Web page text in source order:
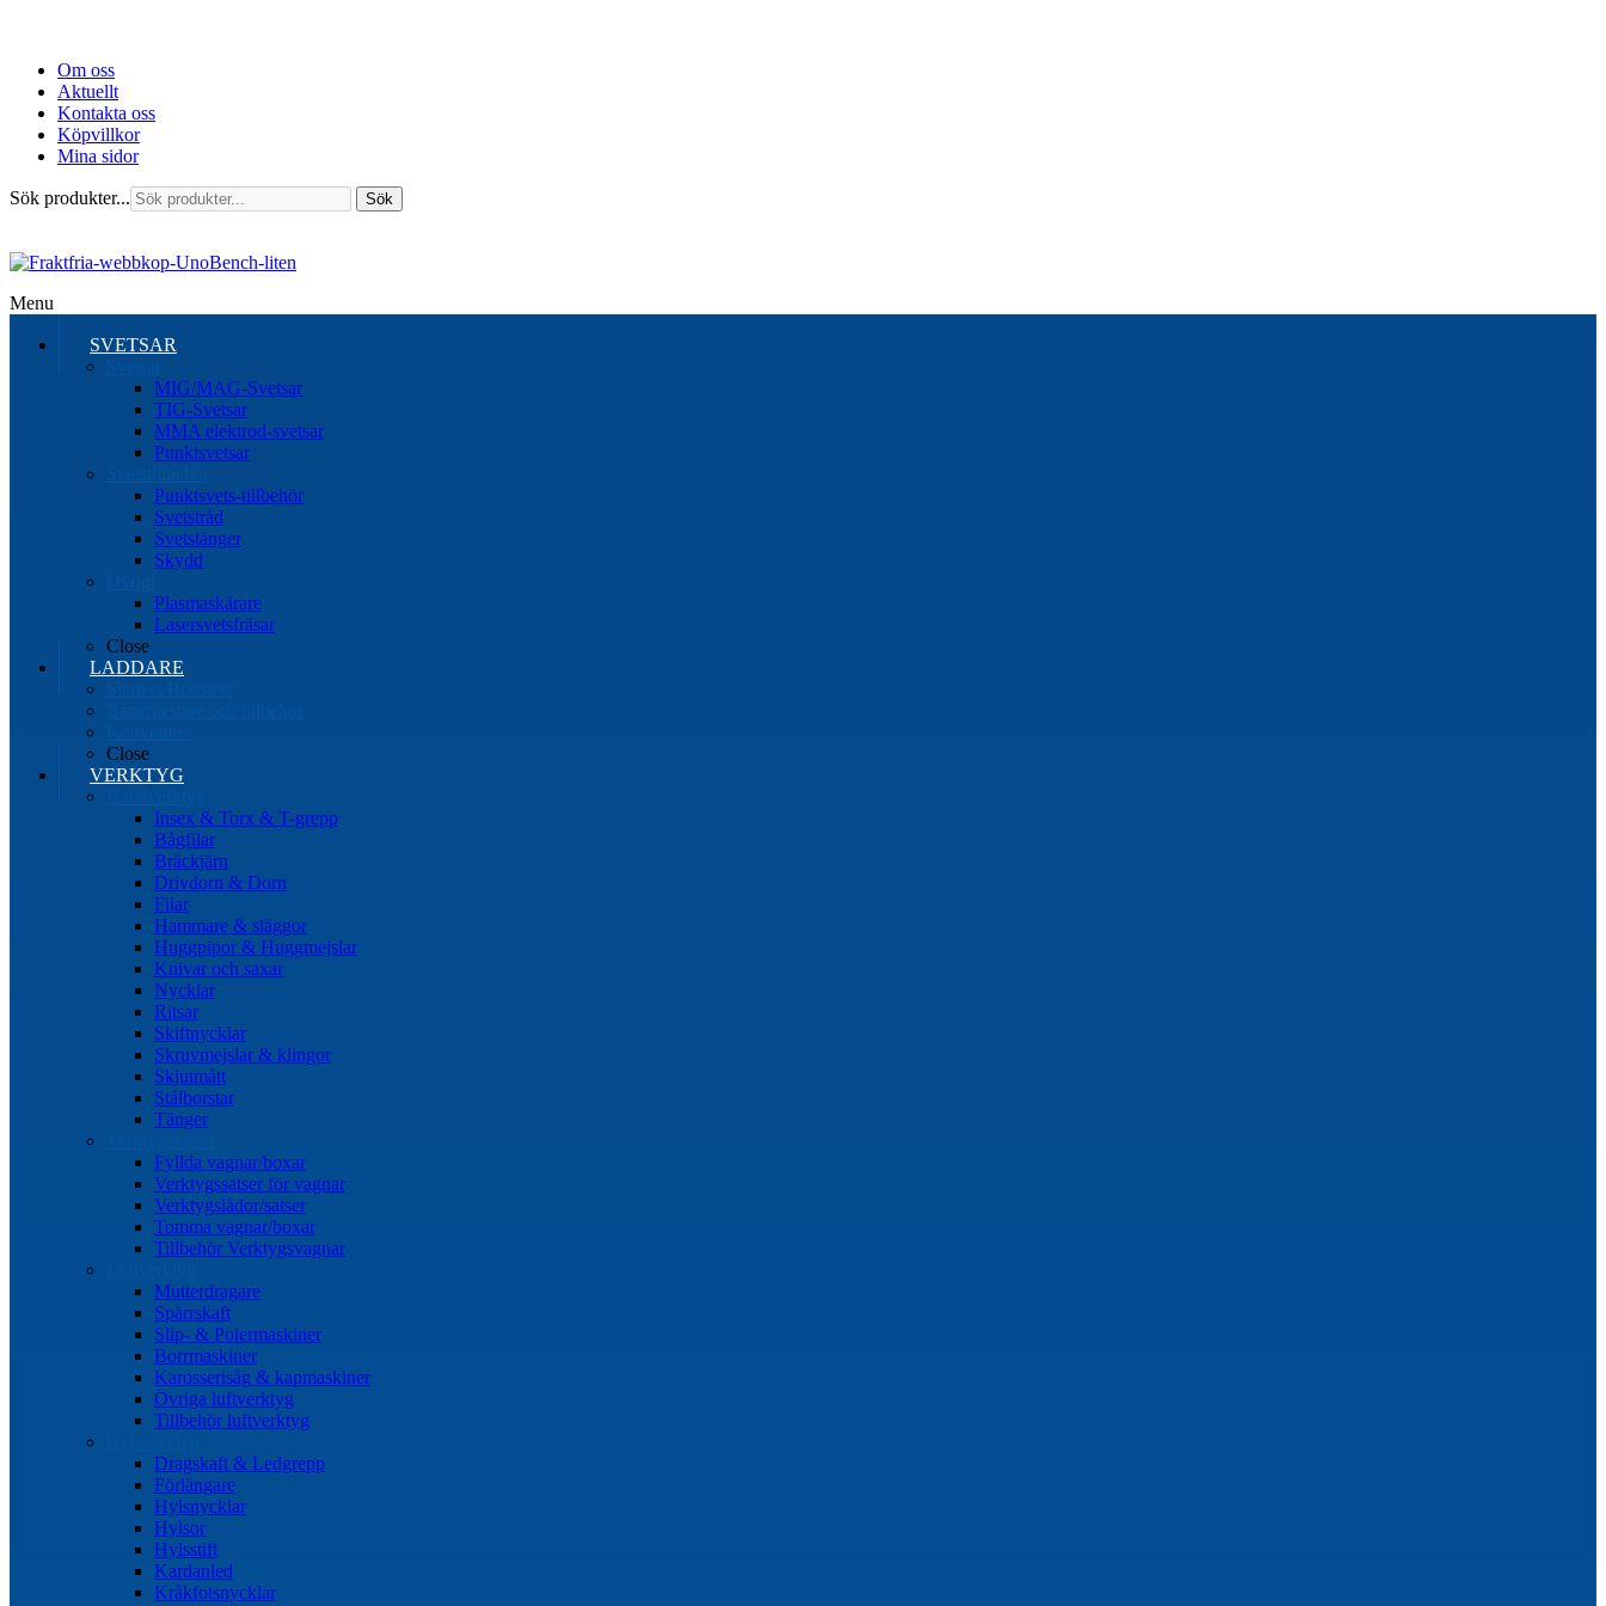
Om oss
Aktuellt
Kontakta oss
Köpvillkor
Mina sidor
Sök produkter... Sök
Menu
SVETSAR
MIG/MAG-Svetsar
TIG-Svetsar
MMA elektrod-svetsar
Punktsvetsar
Punktsvets-tillbehör
Svetstråd
Svetstänger
Skydd
Plasmaskärare
Lasersvetsfräsar
Close
LADDARE
Close
VERKTYG
Insex & Torx & T-grepp
Bågfilar
Bräckjärn
Drivdorn & Dorn
Filar
Hammare & släggor
Huggpipor & Huggmejslar
Knivar och saxar
Nycklar
Ritsar
Skiftnycklar
Skruvmejslar & klingor
Skjutmått
Stålborstar
Tänger
Fyllda vagnar/boxar
Verktygssatser för vagnar
Verktygslådor/satser
Tomma vagnar/boxar
Tillbehör Verktygsvagnar
Mutterdragare
Spärrskaft
Slip- & Polermaskiner
Borrmaskiner
Karosserisåg & kapmaskiner
Övriga luftverktyg
Tillbehör luftverktyg
Dragskaft & Ledgrepp
Förlängare
Hylsnycklar
Hylsor
Hylsstift
Kardanled
Kråkfotsnycklar